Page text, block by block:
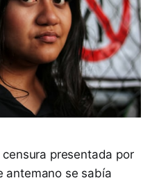
presentada por
antemano se sabía